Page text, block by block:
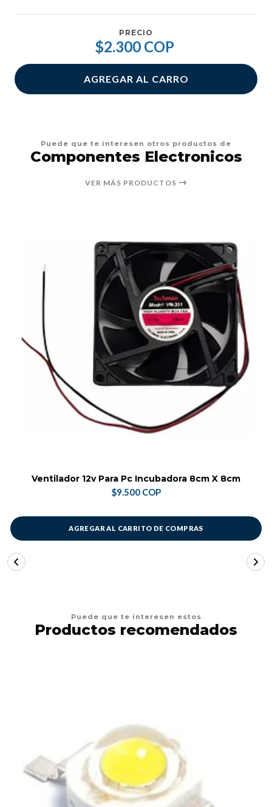
PRECIO
$2.300 COP
AGREGAR AL CARRO
Puede que te interesen otros productos de
Componentes Electronicos
VER MÁS PRODUCTOS
Ventilador 12v Para Pc Incubadora 8cm X 8cm
$9.500 COP
AGREGAR AL CARRITO DE COMPRAS
Puede que te interesen estos
Productos recomendados